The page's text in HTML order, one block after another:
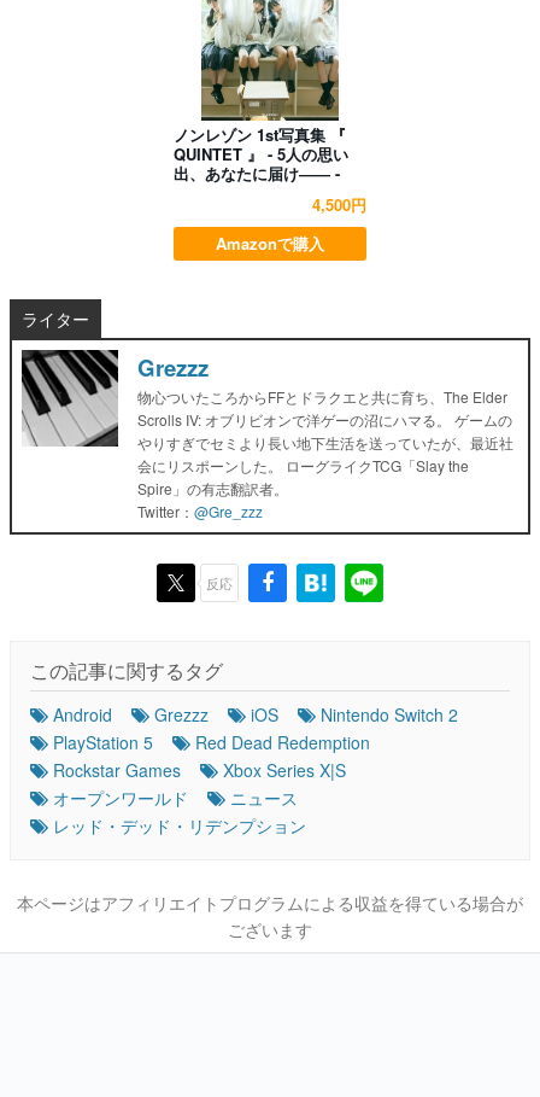
ノンレゾン 1st写真集 『
QUINTET 』 - 5人の思い
出、あなたに届け―― -
4,500円
Amazonで購入
ライター
Grezzz
物心ついたころからFFとドラクエと共に育ち、The Elder
Scrolls IV: オブリビオンで洋ゲーの沼にハマる。 ゲームの
やりすぎでセミより長い地下生活を送っていたが、最近社
会にリスポーンした。 ローグライクTCG「Slay the
Spire」の有志翻訳者。
Twitter： @Gre_zzz
反応
この記事に関するタグ
Android Grezzz iOS
Nintendo Switch 2
PlayStation 5
Red Dead Redemption
Rockstar Games
Xbox Series X|S
オープンワールド
ニュース
レッド・デッド・リデンプション
本ページはアフィリエイトプログラムによる収益を得ている場合が
ございます